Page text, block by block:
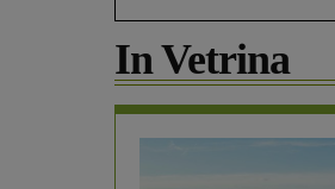
In Vetrina